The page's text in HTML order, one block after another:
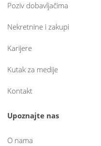
Poziv dobavljačima
Nekretnine i zakupi
Karijere
Kutak za medije
Kontakt
Upoznajte nas
O nama